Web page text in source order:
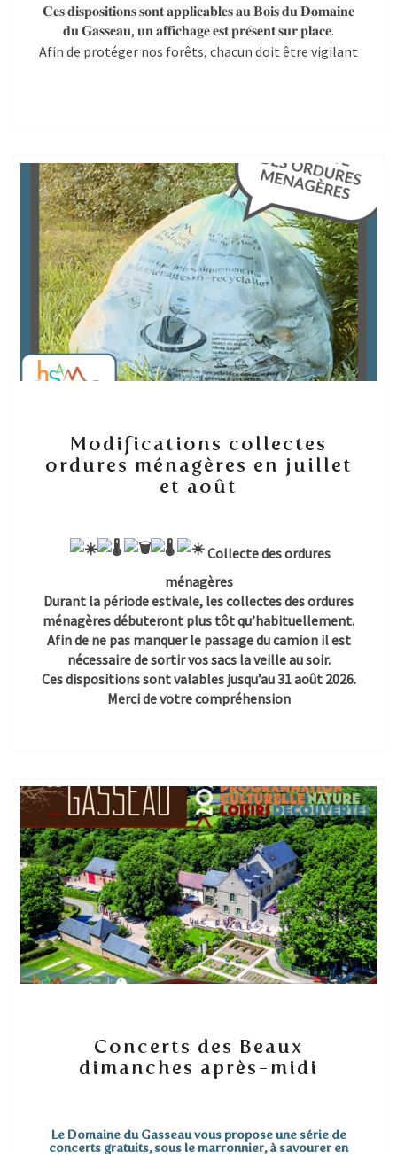
𝐂𝐞𝐬 𝐝𝐢𝐬𝐩𝐨𝐬𝐢𝐭𝐢𝐨𝐧𝐬 𝐬𝐨𝐧𝐭 𝐚𝐩𝐩𝐥𝐢𝐜𝐚𝐛𝐥𝐞𝐬 𝐚𝐮 𝐁𝐨𝐢𝐬 𝐝𝐮 𝐃𝐨𝐦𝐚𝐢𝐧𝐞
𝐝𝐮 𝐆𝐚𝐬𝐬𝐞𝐚𝐮, 𝐮𝐧 𝐚𝐟𝐟𝐢𝐜𝐡𝐚𝐠𝐞 𝐞𝐬𝐭 𝐩𝐫𝐞́𝐬𝐞𝐧𝐭 𝐬𝐮𝐫 𝐩𝐥𝐚𝐜𝐞.
Afin de protéger nos forêts, chacun doit être vigilant
collectes
ordures
ménagères
et
août
Modifications collectes
ordures ménagères en juillet
et août
Collecte des ordures
ménagères
Durant la période estivale, les collectes des ordures
ménagères débuteront plus tôt qu’habituellement.
Afin de ne pas manquer le passage du camion il est
nécessaire de sortir vos sacs la veille au soir.
Ces dispositions sont valables jusqu’au 31 août 2026.
Merci de votre compréhension
des
Beaux
Concerts des Beaux
dimanches après-midi
Le Domaine du Gasseau vous propose une série de
concerts gratuits, sous le marronnier, à savourer en